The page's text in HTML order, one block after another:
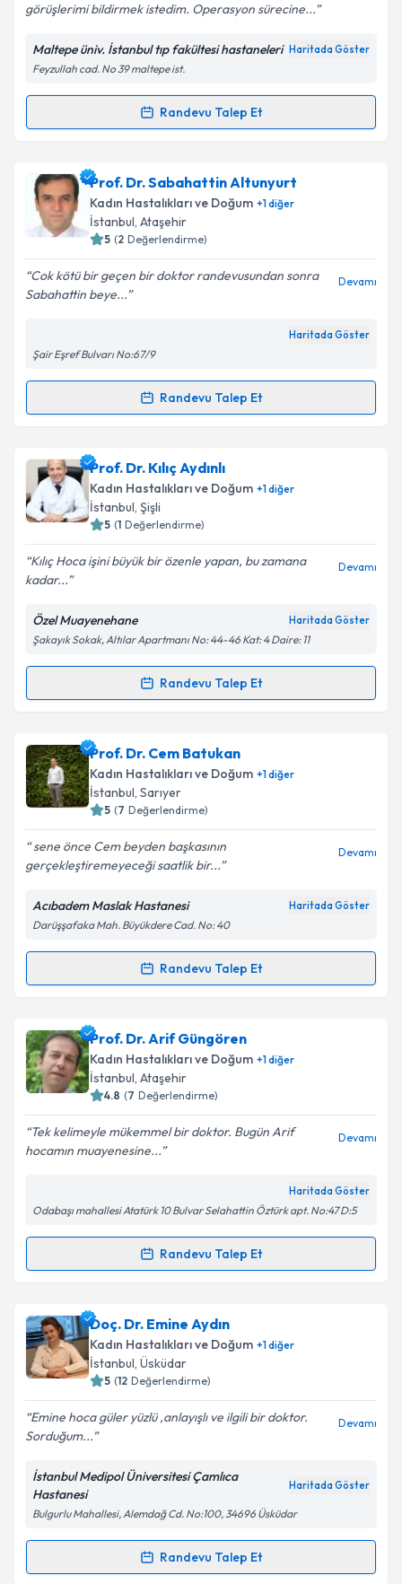
Kişisel verilerimin işlenmesine ilişkin Aydınlatma
Metni'ni okudum ve kişisel verilerimin belirtilen
kapsamda işlenmesini kabul ediyorum.
görüşlerimi bildirmek istedim. Operasyon sürecine...
Maltepe üniv. İstanbul tıp fakültesi hastaneleri Haritada Göster
Feyzullah cad. No 39 maltepe ist.
Randevu Talep Et
Randevu Takvimi Talebi
Doç. Dr. Ali Gürsoyiçin randevu takvimi talebi
oluşturun. Size bu uzmandan randevu almanız için bir
takvim hazırlandığında e-posta ile bilgilendireceğiz.
Aydınlatma
Metni'ni okudum ve kişisel verilerimin belirtilen
kapsamda işlenmesini kabul ediyorum.
Prof. Dr. Sabahattin Altunyurt
Kadın Hastalıkları ve Doğum +1diğer
İstanbul, Ataşehir
5 (2 Değerlendirme)
Cok kötü bir geçen bir doktor randevusundan sonra
Sabahattin beye...
Devamı
Haritada Göster
Şair Eşref Bulvarı No:67/9
Randevu Talep Et
Randevu Takvimi Talebi
Prof. Dr. Sabahattin Altunyurt
talebi oluşturun. Size bu uzmandan randevu almanız
için bir takvim hazırlandığında e-posta ile
bilgilendireceğiz.
E-posta Adresiniz
Kişisel verilerimin işlenmesine ilişkinAydınlatma
Metni'ni okudum ve kişisel verilerimin belirtilen
kapsamda işlenmesini kabul ediyorum.
Prof. Dr. Kılıç Aydınlı
Kadın Hastalıkları ve Doğum +1diğer
İstanbul, Şişli
5 (1 Değerlendirme)
Kılıç Hoca işini büyük bir özenle yapan, bu zamana
kadar...
Devamı
Özel Muayenehane Haritada Göster
Şakayık Sokak, Altılar Apartmanı No: 44-46 Kat: 4 Daire: 11
Randevu Talep Et
Randevu Takvimi Talebi
Prof. Dr. Kılıç Aydınlıiçin randevu takvimi talebi
oluşturun. Size bu uzmandan randevu almanız için bir
takvim hazırlandığında e-posta ile bilgilendireceğiz.
Kişisel verilerimin işlenmesine ilişkin
Aydınlatma
Metni'ni okudum ve kişisel verilerimin belirtilen
kapsamda işlenmesini kabul ediyorum.
Prof. Dr. Cem Batukan
Kadın Hastalıkları ve Doğum +1diğer
İstanbul, Sarıyer
5 (7 Değerlendirme)
sene önce Cem beyden başkasının
gerçekleştiremeyeceği saatlik bir...
Devamı
Acıbadem Maslak Hastanesi Haritada Göster
Darüşşafaka Mah. Büyükdere Cad. No: 40
Randevu Talep Et
Randevu Takvimi Talebi
Prof. Dr. Cem Batukaniçin randevu takvimi talebi
oluşturun. Size bu uzmandan randevu almanız için bir
takvim hazırlandığında e-posta ile bilgilendireceğiz.
Aydınlatma
Metni'ni okudum ve kişisel verilerimin belirtilen
kapsamda işlenmesini kabul ediyorum.
Prof. Dr. Arif Güngören
Kadın Hastalıkları ve Doğum +1diğer
İstanbul, Ataşehir
4.8 (7 Değerlendirme)
Tek kelimeyle mükemmel bir doktor. Bugün Arif
hocamın muayenesine...
Devamı
Haritada Göster
Odabaşı mahallesi Atatürk 10 Bulvar Selahattin Öztürk apt. No:47 D:5
Randevu Talep Et
Randevu Takvimi Talebi
Prof. Dr. Arif Güngöreniçin randevu takvimi talebi
oluşturun. Size bu uzmandan randevu almanız için bir
takvim hazırlandığında e-posta ile bilgilendireceğiz.
Kişisel verilerimin işlenmesine ilişkin
Aydınlatma
Metni
kapsamda işlenmesini kabul ediyorum.
Takvim Talebini Gönder
Doç. Dr. Emine Aydın
Kadın Hastalıkları ve Doğum +1diğer
İstanbul, Üsküdar
5 (12 Değerlendirme)
Emine hoca güler yüzlü ,anlayışlı ve ilgili bir doktor.
Sorduğum...
Devamı
İstanbul Medipol Üniversitesi Çamlıca
Hastanesi
Haritada Göster
Bulgurlu Mahallesi, Alemdağ Cd. No:100, 34696 Üsküdar
Randevu Talep Et
Randevu Takvimi Talebi